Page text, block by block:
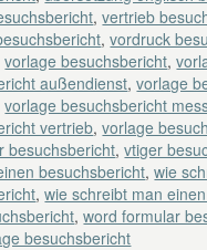
,vertrieb
,vordruck
vorlage besuchsbericht,
außendienst,vorlage
vorlage besuchsbericht
vertrieb,vorlage
besuchsbericht,vtiger
besuchsbericht,wie
,wie schreibt man
,word formular
besuchsbericht